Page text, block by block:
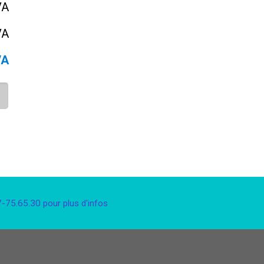
75.65.30 pour plus d'infos